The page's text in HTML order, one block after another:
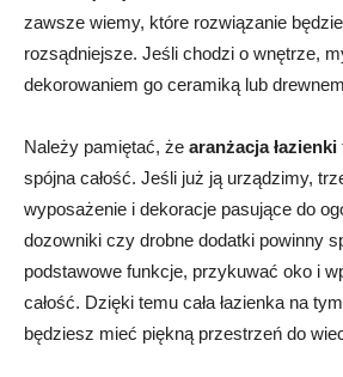
zawsze wiemy, które rozwiązanie
rozsądniejsze. Jeśli chodzi o wnętrze,
dekorowaniem go ceramiką lub
Należy pamiętać, że aranżacja łazienki
spójna całość. Jeśli już ją urządzimy,
wyposażenie i dekoracje pasujące do
dozowniki czy drobne dodatki powinny
podstawowe funkcje, przykuwać oko i
całość. Dzięki temu cała łazienka na
będziesz mieć piękną przestrzeń do